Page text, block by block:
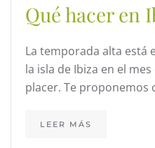
Qué hacer en
La temporada alta está
la isla de Ibiza en el
placer. Te proponemos
LEER MÁS